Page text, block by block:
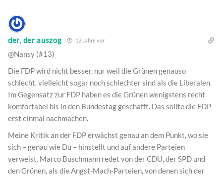
der, der auszog 12 Jahre vor
@Nansy (#13)
Die FDP wird nicht besser, nur weil die Grünen genauso
schlecht, vielleicht sogar noch schlechter sind als die Liberalen.
Im Gegensatz zur FDP haben es die Grünen wenigstens recht
komfortabel bis in den Bundestag geschafft. Das sollte die FDP
erst einmal nachmachen.
Meine Kritik an der FDP erwächst genau an dem Punkt, wo sie
sich – genau wie Du – hinstellt und auf andere Parteien
verweist. Marco Buschmann redet von der CDU, der SPD und
den Grünen, als die Angst-Mach-Parteien, von denen sich der